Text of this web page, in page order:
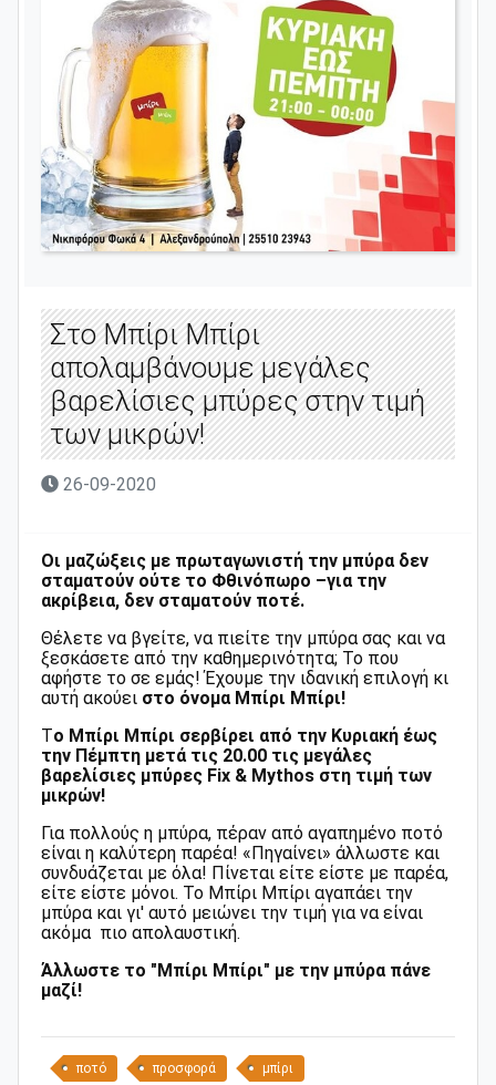
Στο Μπίρι Μπίρι
απολαμβάνουμε μεγάλες
βαρελίσιες μπύρες στην τιμή
των μικρών!
26-09-2020
Οι μαζώξεις με πρωταγωνιστή την μπύρα δεν
σταματούν ούτε το Φθινόπωρο –για την
ακρίβεια, δεν σταματούν ποτέ.
Θέλετε να βγείτε, να πιείτε την μπύρα σας και να
ξεσκάσετε από την καθημερινότητα; Το που
αφήστε το σε εμάς!Έχουμε την ιδανική επιλογή κι
αυτή ακούει στο όνομα Μπίρι Μπίρι!
Το Μπίρι Μπίρι σερβίρει από την Κυριακή έως
την Πέμπτη μετά τις 20.00 τις μεγάλες
βαρελίσιες μπύρες Fix & Mythos στη τιμή των
μικρών!
Για πολλούς η μπύρα, πέραν από αγαπημένο ποτό
είναι η καλύτερη παρέα! «Πηγαίνει» άλλωστε και
συνδυάζεται με όλα! Πίνεται είτε είστε με παρέα,
είτε είστε μόνοι. Το Μπίρι Μπίρι αγαπάει την
μπύρα και γι' αυτό μειώνει την τιμή για να είναι
ακόμα πιο απολαυστική.
Άλλωστε το "Μπίρι Μπίρι" με την μπύρα πάνε
μαζί!
ποτό προσφορά μπίρι